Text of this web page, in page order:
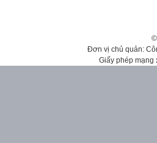
Đơn vị chủ quản:
Giấy phép mạng